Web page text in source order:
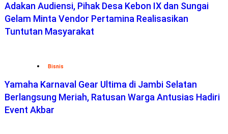
Adakan Audiensi, Pihak Desa Kebon IX dan Sungai
Gelam Minta Vendor Pertamina Realisasikan
Tuntutan Masyarakat
Bisnis
Yamaha Karnaval Gear Ultima di Jambi Selatan
Berlangsung Meriah, Ratusan Warga Antusias Hadiri
Event Akbar